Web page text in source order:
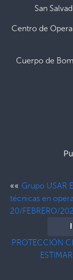
San
Centro de
Cuerpo de
«« Grupo USAR
técnicas en
20/FEBRERO/
PROTECCIÓN